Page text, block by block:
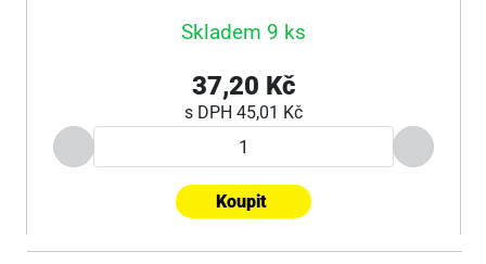
Skladem 9 ks
37,20 Kč
s DPH 45,01 Kč
Koupit